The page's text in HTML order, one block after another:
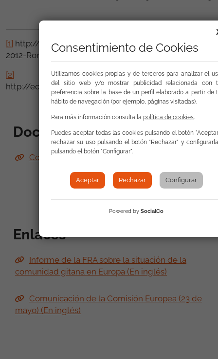
[1] http://fra.europa.eu/fraWebsite/attachments/FRA-
2012-Roma-at-a-glance_EN.pdf
[2]
http://ec.europa.eu/justice/discrimination/files/
Documentos de interés
Comunicado de la FSG. Impacto de la crisis.
Enlaces
Informe de la FRA sobre la situación de la
comunidad gitana en Europa (En inglés)
Comunicación de la Comisión Europea (23 de
mayo) (En inglés)
Consentimiento de Cookies
Utilizamos cookies propias y de terceros para analizar el
del sitio web y/o mostrar publicidad relacionada con
preferencia sobre la base de un perfil elaborado a partir de
hábito de navegación (por ejemplo, páginas visitadas).
Para más información consulta la política de cookies.
Puedes aceptar todas las cookies pulsando el botón
rechazar su uso pulsando el botón "Rechazar" y
pulsando el botón "Configurar".
Aceptar Rechazar Configurar
Powered by SocialCo